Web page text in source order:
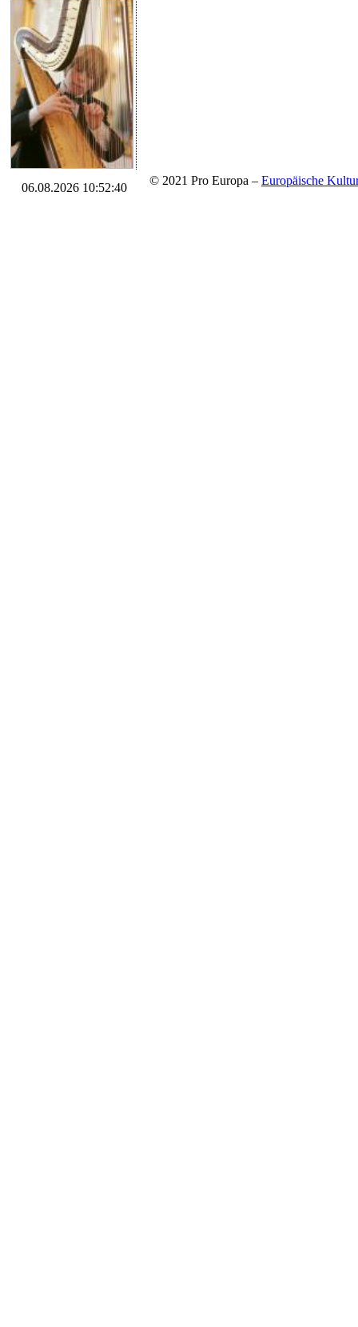
06.08.2026 10:52:40
© 2021 Pro Europa – Europäische